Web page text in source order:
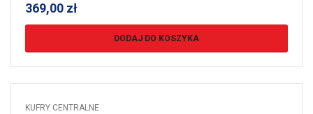
369,00 zł
DODAJ DO KOSZYKA
KUFRY CENTRALNE